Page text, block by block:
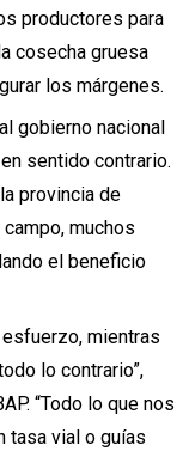
productores para
cosecha gruesa
los márgenes.
gobierno nacional
sentido contrario.
provincia de
muchos
el beneficio
mientras
lo contrario”,
“Todo lo que nos
tasa vial o guías